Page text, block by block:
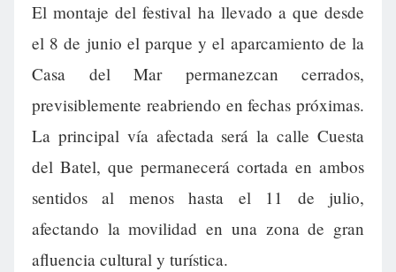
El montaje del festival ha llevado a que desde
el 8 de junio el parque y el aparcamiento de la
Casa del Mar permanezcan cerrados,
previsiblemente reabriendo en fechas próximas.
La principal vía afectada será la calle Cuesta
del Batel, que permanecerá cortada en ambos
sentidos al menos hasta el 11 de julio,
afectando la movilidad en una zona de gran
afluencia cultural y turística.